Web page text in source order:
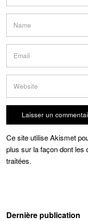
Ce site utilise Akismet
plus sur la façon dont
traitées.
Dernière publication